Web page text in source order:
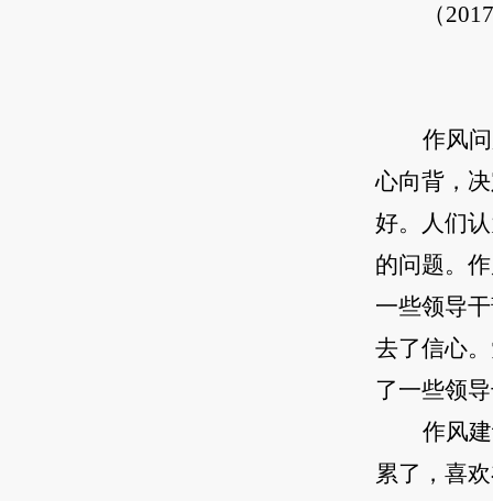
（
作风
心向背，
好。人们
的问题。
一些领导
去了信心
了一些领
作风
累了，喜